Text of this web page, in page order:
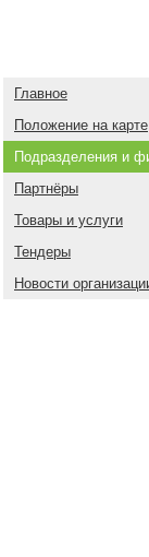
Главное
Положение на карте
Подразделения и
Партнёры
Товары и услуги
Тендеры
Новости